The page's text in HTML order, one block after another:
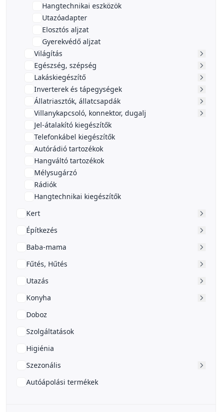
Hangtechnikai eszközök
Utazóadapter
Elosztós aljzat
Gyerekvédő aljzat
Világítás
Egészség, szépség
Lakáskiegészítő
Inverterek és tápegységek
Állatriasztók, állatcsapdák
Villanykapcsoló, konnektor, dugalj
Jel-átalakító kiegészítők
Telefonkábel kiegészítők
Autórádió tartozékok
Hangváltó tartozékok
Mélysugárzó
Rádiók
Hangtechnikai kiegészítők
Kert
Építkezés
Baba-mama
Fűtés, Hűtés
Utazás
Konyha
Doboz
Szolgáltatások
Higiénia
Szezonális
Autóápolási termékek